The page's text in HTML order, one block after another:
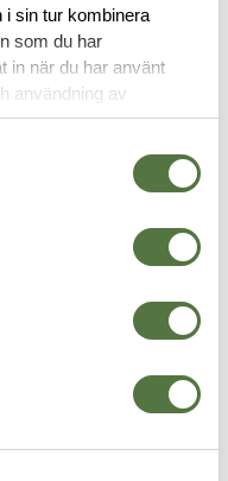
sin tur kombinera
som du har
in när du har använt
användning av
av